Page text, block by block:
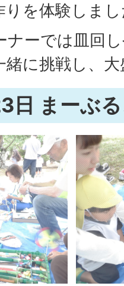
りを体験しま
ナーでは皿回
緒に挑戦し、
日 まーぶ